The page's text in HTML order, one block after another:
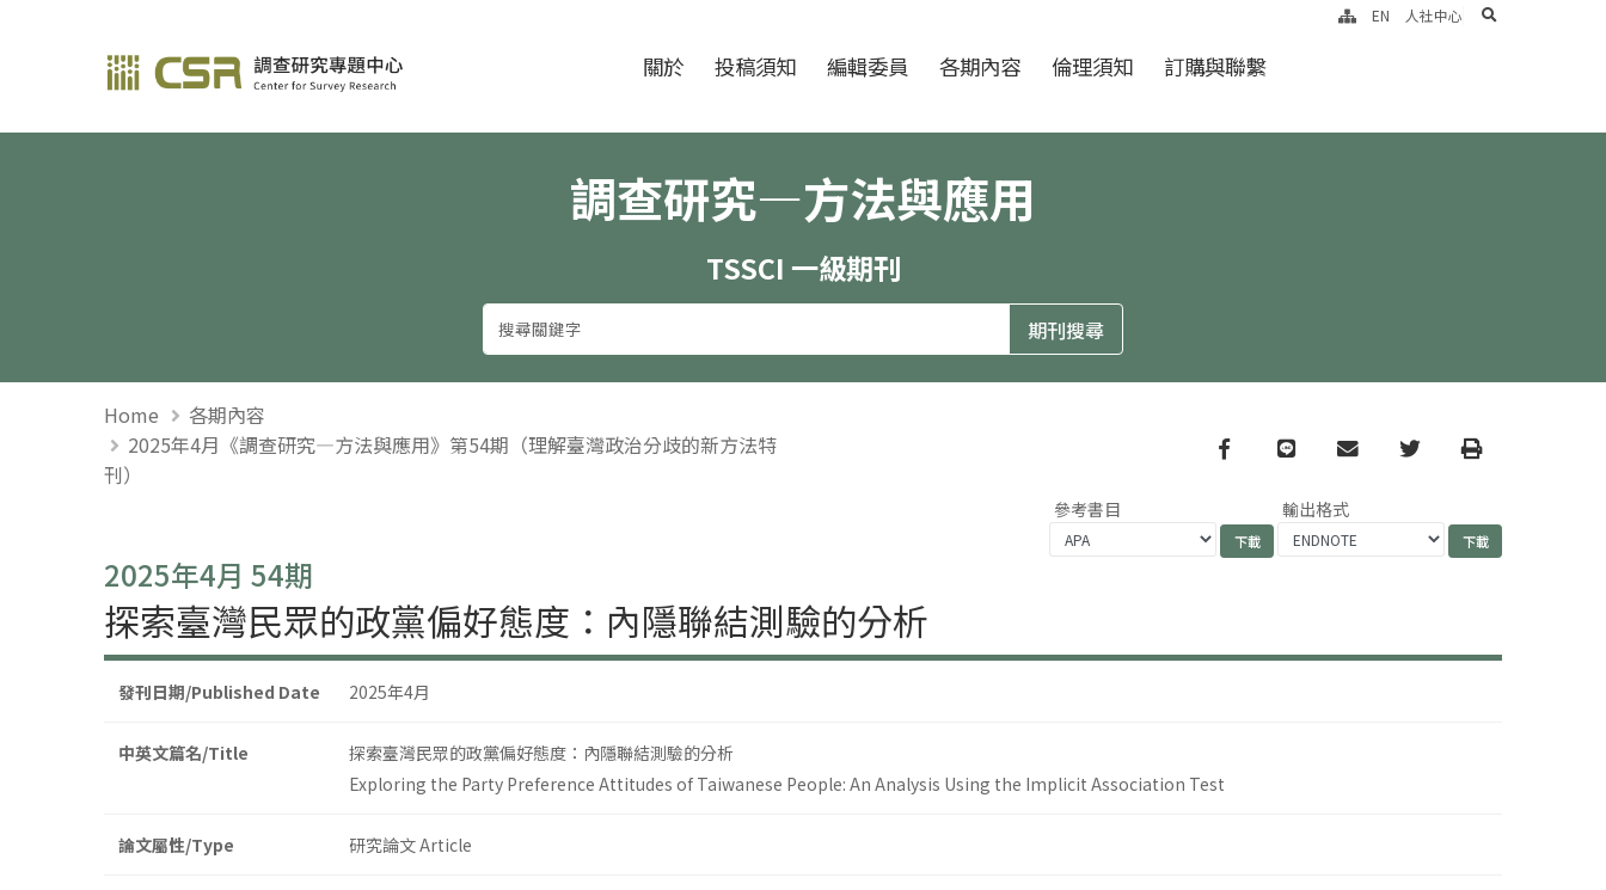
調查研究—方法與應用期刊 關於 投稿須知 編輯委員 各期內容 倫理須知 訂購與聯繫
EN 人社中心 search
調查研究—方法與應用
TSSCI 一級期刊
Home
各期內容
2025年4月《調查研究—方法與應用》第54期（理解臺灣政治分歧的新方法特
刊）
Facebook
line email TwitterPrint
參考書目 輸出格式
2025年4月 54期
探索臺灣民眾的政黨偏好態度：內隱聯結測驗的分析
發刊日期/Published Date 2025年4月
中英文篇名/Title
探索臺灣民眾的政黨偏好態度：內隱聯結測驗的分析
Exploring the Party Preference Attitudes of Taiwanese People: An Analysis Using the Implicit Association Test
論文屬性/Type 研究論文 Article